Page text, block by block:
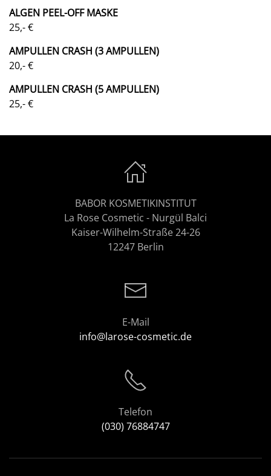
ALGEN PEEL-OFF MASKE
25,- €
AMPULLEN CRASH (3 AMPULLEN)
20,- €
AMPULLEN CRASH (5 AMPULLEN)
25,- €
BABOR KOSMETIKINSTITUT
La Rose Cosmetic - Nurgül Balci
Kaiser-Wilhelm-Straße 24-26
12247 Berlin
E-Mail
info@larose-cosmetic.de
Telefon
(030) 76884747